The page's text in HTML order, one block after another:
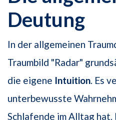
Deutung
In der allgemeinen
Traumbild "Radar"
die eigene Intuition. Es
unterbewusste
Schlafende im Alltag hat.